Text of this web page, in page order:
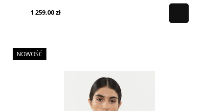
1 259,00 zł
NOWOŚĆ